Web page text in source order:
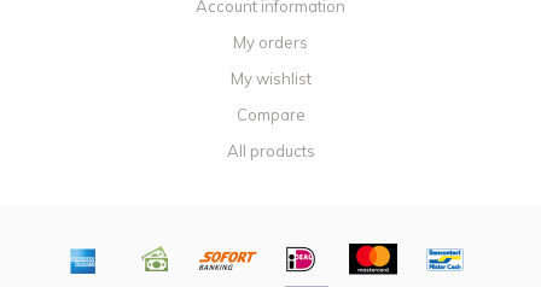
Account information
My orders
My wishlist
Compare
All products